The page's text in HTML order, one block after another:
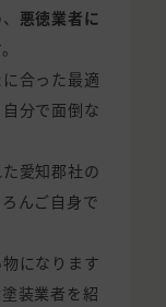
悪徳業者に
合った最適
分で面倒な
愛知郡社の
んご自身で
になります
装業者を紹